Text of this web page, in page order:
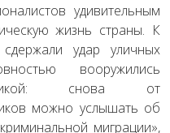
удивительным
жизнь страны. К
удар уличных
вооружились
снова от
можно услышать об
миграции»,